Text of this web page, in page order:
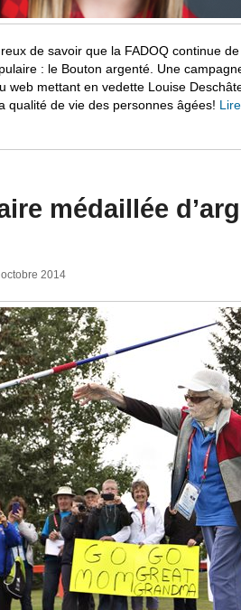
de savoir que la FADOQ continue
: le Bouton argenté. Une
web mettant en vedette Louise
qualité de vie des personnes âgées!
médaillée
2014